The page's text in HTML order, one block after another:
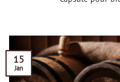
15
Jan